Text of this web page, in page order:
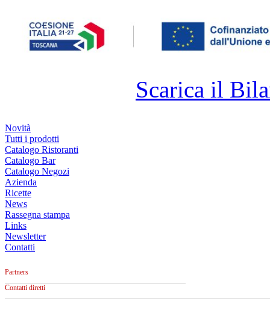
Scarica il
Novità
Tutti i prodotti
Catalogo Ristoranti
Catalogo Bar
Catalogo Negozi
Azienda
Ricette
News
Rassegna stampa
Links
Newsletter
Contatti
Partners
Contatti diretti